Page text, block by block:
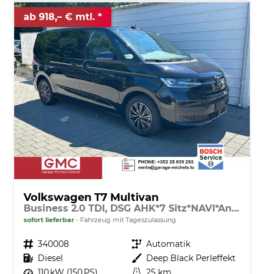
ab 918,– € mtl.
Volkswagen T7 Multivan
Business 2.0 TDI, DSG AHK*7 Sitz*NAVI*Android Auto*SHZ*Matrix*17"*Kamera*3Z Klimaauto*
sofort lieferbar Fahrzeug mit Tageszulassung
Fahrzeugnr. 340008 Getriebe Automatik
Kraftstoff Diesel Außenfarbe Deep Black Perleffekt